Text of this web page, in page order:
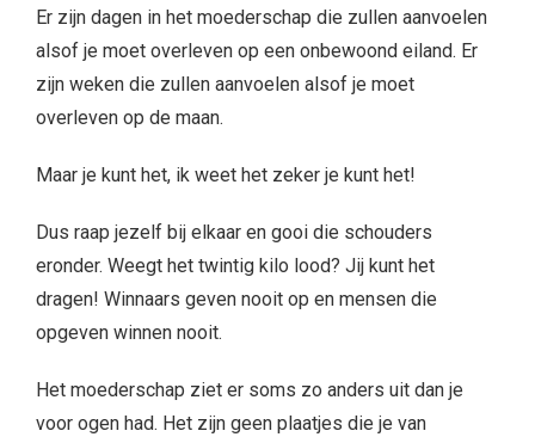
Er zijn dagen in het moederschap die zullen aanvoelen
alsof je moet overleven op een onbewoond eiland. Er
zijn weken die zullen aanvoelen alsof je moet
overleven op de maan.
Maar je kunt het, ik weet het zeker je kunt het!
Dus raap jezelf bij elkaar en gooi die schouders
eronder. Weegt het twintig kilo lood? Jij kunt het
dragen! Winnaars geven nooit op en mensen die
opgeven winnen nooit.
Het moederschap ziet er soms zo anders uit dan je
voor ogen had. Het zijn geen plaatjes die je van